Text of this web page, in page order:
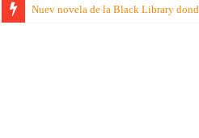
Nuev novela de la Black Library